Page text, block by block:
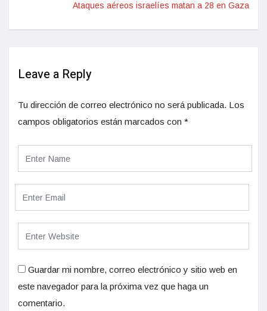
Ataques aéreos israelíes matan a 28 en Gaza
Leave a Reply
Tu dirección de correo electrónico no será publicada. Los
campos obligatorios están marcados con *
Guardar mi nombre, correo electrónico y sitio web en
este navegador para la próxima vez que haga un
comentario.